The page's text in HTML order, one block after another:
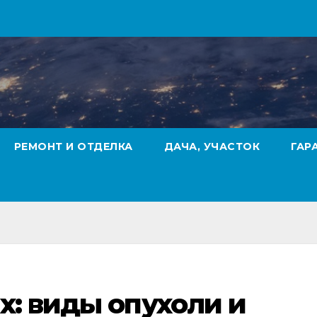
РЕМОНТ И ОТДЕЛКА ДАЧА, УЧАСТОК
виды опухоли и